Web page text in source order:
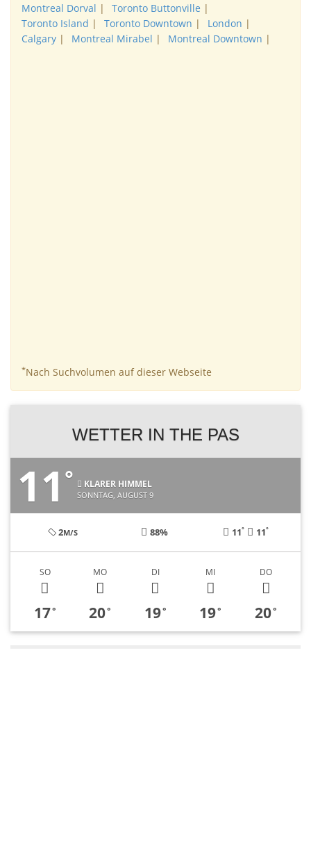
Montreal Dorval | Toronto Buttonville |
Toronto Island | Toronto Downtown | London |
Calgary | Montreal Mirabel | Montreal Downtown |
*Nach Suchvolumen auf dieser Webseite
WETTER IN THE PAS
11 ° KLARER HIMMEL
SONNTAG, AUGUST 9
2M/S 88% 11° 11°
SO
17°
MO
20°
DI
19°
MI
19°
DO
20°